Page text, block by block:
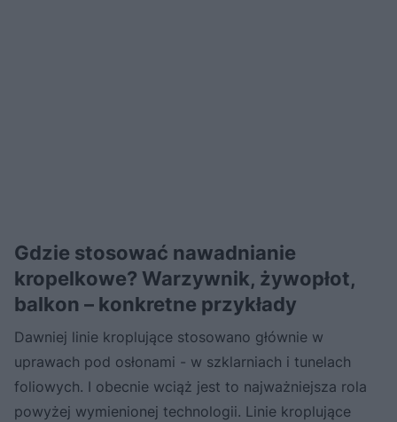
Gdzie stosować nawadnianie
kropelkowe? Warzywnik, żywopłot,
balkon – konkretne przykłady
Dawniej linie kroplujące stosowano głównie w
uprawach pod osłonami - w szklarniach i tunelach
foliowych. I obecnie wciąż jest to najważniejsza rola
powyżej wymienionej technologii. Linie kroplujące